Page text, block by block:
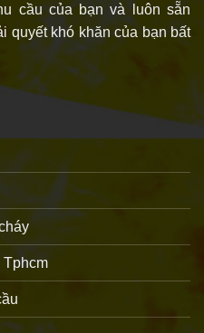
cầu của bạn và luôn sẵn
quyết khó khăn của bạn bất
Tphcm